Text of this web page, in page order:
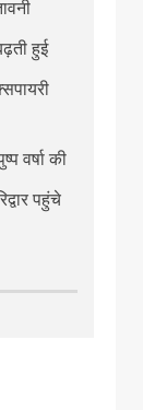
हुई
वर्षा की
पहुंचे